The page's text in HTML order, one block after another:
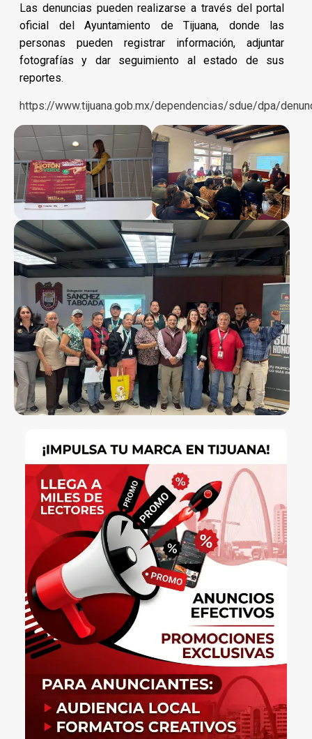
Las denuncias pueden realizarse a través del portal
oficial del Ayuntamiento de Tijuana, donde las
personas pueden registrar información, adjuntar
fotografías y dar seguimiento al estado de sus
reportes.
https://www.tijuana.gob.mx/dependencias/sdue/dpa/